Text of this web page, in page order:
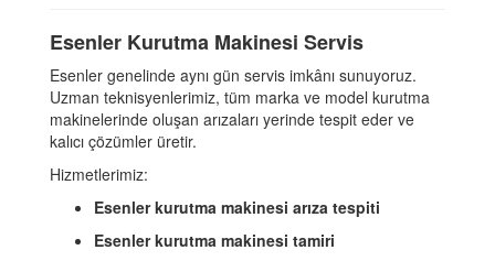
Esenler Kurutma Makinesi Servis
Esenler genelinde aynı gün servis imkânı sunuyoruz.
Uzman teknisyenlerimiz, tüm marka ve model kurutma
makinelerinde oluşan arızaları yerinde tespit eder ve
kalıcı çözümler üretir.
Hizmetlerimiz:
Esenler kurutma makinesi arıza tespiti
Esenler kurutma makinesi tamiri